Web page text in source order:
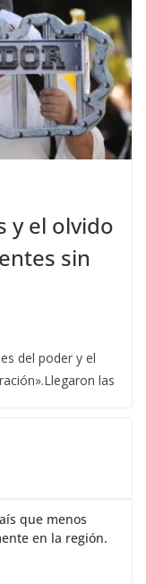
y el olvido
sin
del poder y el
las
que menos
en la región.